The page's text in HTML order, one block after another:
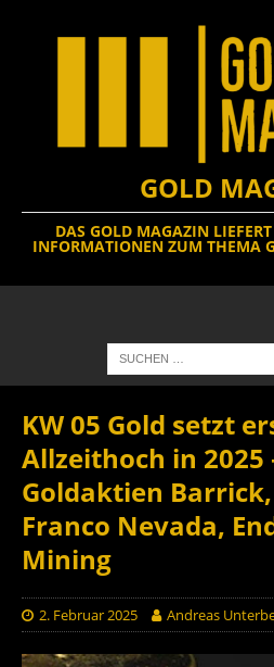
GOLD
DAS GOLD MAGAZIN
INFORMATIONEN ZUM THEMA
KW 05 Gold setzt
Allzeithoch in 2025
Goldaktien
Franco Nevada,
Mining
2. Februar 2025 Andreas